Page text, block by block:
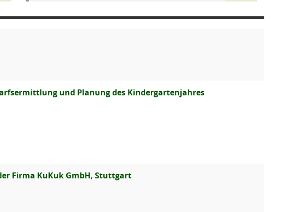
und Planung des Kindergartenjahres
Firma KuKuk GmbH, Stuttgart